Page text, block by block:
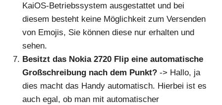
KaiOS-Betriebssystem ausgestattet und bei
diesem besteht keine Möglichkeit zum Versenden
von Emojis, Sie können diese nur erhalten und
sehen.
Besitzt das Nokia 2720 Flip eine automatische
Großschreibung nach dem Punkt? -> Hallo, ja
dies macht das Handy automatisch. Hierbei ist es
auch egal, ob man mit automatischer